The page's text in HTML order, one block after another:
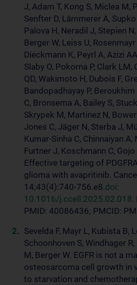
J, Adam T, Kong S, Miclea M,
Senfter D, Lämmerer A,
Palova H, Neradil J, Stepien
Berger W, Leiss U, Rosenmayr
Dieckmann K, Peyrl A, Azizi
Slaby O, Pokorna P, Clark LM,
QD, Wakimoto H, Dubois F,
Bandopadhayay P,
C, Bronsema A, Bailey S,
Skrypek M, Martinez N,
Jones C, Jäger N, Sterba J,
Kumar-Sinha C, Chinnaiyan A,
Furtner J, Koschmann C, Gojo
Effective targeting of
glioma with avapritinib.
14;43(4):740-756.e8.doi:
10.1016/j.ccell.2025.02.018.
PMID: 40086436; PMCID:
Sevelda F, Mayr L, Kubista B,
Schoonhoven S, Windhager
M, Berger W. EGFR is not a
osteosarcoma cell growth in
to starvation and